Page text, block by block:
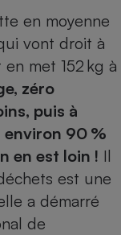
en moyenne
vont droit à
met 152 kg à
zéro
puis à
environ 90 %
en est loin ! Il
est une
a démarré
de
- Drive
Mutuelle
auto
climatiseur
aspirateur
aspirateur
cafetière
robot cuiseur
centrale
- Gaz
ordinateur
ultrabook
tablette
son
- Jardinage
d'entretien
domestique
- Beauté
- Médecine -
de santé -
Retraite
débit de votre